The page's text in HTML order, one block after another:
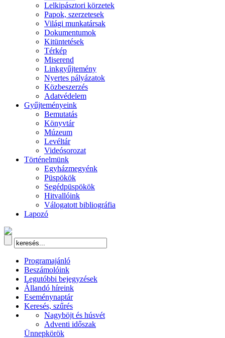
Lelkipásztori körzetek
Papok, szerzetesek
Világi munkatársak
Dokumentumok
Kitüntetések
Térkép
Miserend
Linkgyűjtemény
Nyertes pályázatok
Közbeszerzés
Adatvédelem
Gyűjteményeink
Bemutatás
Könyvtár
Múzeum
Levéltár
Videósorozat
Történelmünk
Egyházmegyénk
Püspökök
Segédpüspökök
Hitvallóink
Válogatott bibliográfia
Lapozó
Programajánló
Beszámolóink
Legutóbbi bejegyzések
Állandó híreink
Eseménynaptár
Keresés, szűrés
Nagyböjt és húsvét
Adventi időszak
Ünnepkörök